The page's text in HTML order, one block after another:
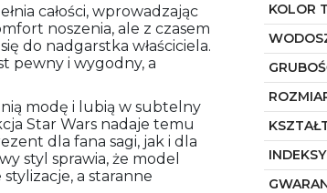
całości, wprowadzając
noszenia, ale z czasem
do nadgarstka właściciela.
pewny i wygodny, a
modę i lubią w subtelny
Star Wars nadaje temu
dla fana sagi, jak i dla
styl sprawia, że model
a staranne
KOLOR